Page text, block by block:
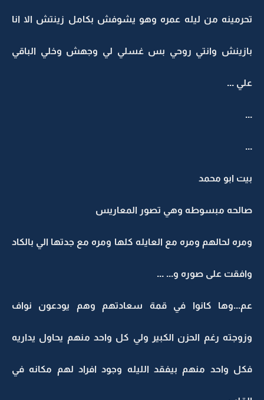
تحرمينه من ليله عمره وهو يشوفش بكامل زينتش الا انا
بازينش وانتي روحي بس غسلي لي وجهش وخلي الباقي
علي ...
...
...
بيت ابو محمد
صالحه مبسوطه وهي تصور المعاريس
ومره لحالهم ومره مع العايله كلها ومره مع جدتها الي بالكاد
وافقت على صوره و... ...
عم...وها كانوا في قمة سعادتهم وهم يودعون نواف
وزوجته رغم الحزن الكبير ولي كل واحد منهم يحاول يداريه
فكل واحد منهم بيفقد الليله وجود افراد لهم مكانه في